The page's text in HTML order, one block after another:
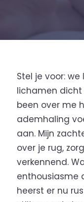
Stel je voor:
lichamen dicht
been over me
ademhaling
aan. Mijn
over je rug,
verkennend.
enthousiasme
heerst er nu